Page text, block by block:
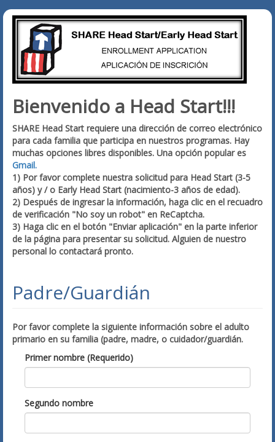
Bienvenido a Head Start!!!
SHARE Head Start requiere una dirección de correo electrónico
para cada familia que participa en nuestros programas. Hay
muchas opciones libres disponibles. Una opción popular es
Gmail.
1) Por favor complete nuestra solicitud para Head Start (3-5
años) y / o Early Head Start (nacimiento-3 años de edad).
2) Después de ingresar la información, haga clic en el recuadro
de verificación "No soy un robot" en ReCaptcha.
3) Haga clic en el botón "Enviar aplicación" en la parte inferior
de la página para presentar su solicitud. Alguien de nuestro
personal lo contactará pronto.
Padre/Guardián
Por favor complete la siguiente información sobre el adulto
primario en su familia (padre, madre, o cuidador/guardián.
Primer nombre (Requerido)
Segundo nombre